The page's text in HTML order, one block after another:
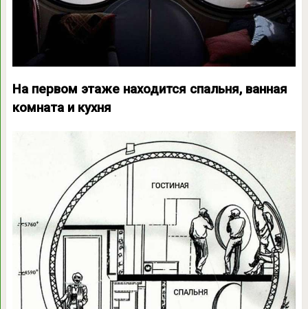
На первом этаже находится спальня, ванная
комната и кухня